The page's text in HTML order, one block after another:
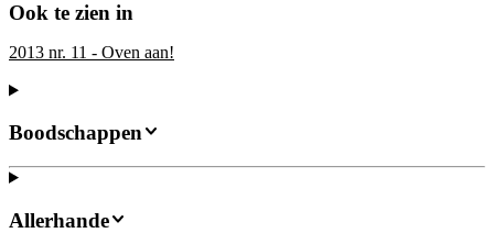
Ook te zien in
2013 nr. 11 - Oven aan!
Boodschappen
Allerhande